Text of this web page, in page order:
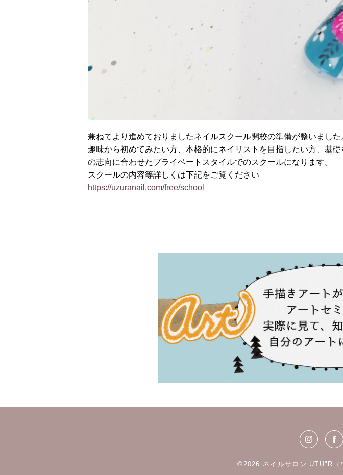
兼ねてより進めておりましたネイルスクール開校の準備が整いました
趣味から初めてみたい方、本格的にネイリストを目指したい方、基
の志向に合わせたプライベートスタイルでのスクールになります。
スクールの内容等詳しくは下記をご覧ください
https://uzuranail.com/free/school
©2026 ネイルサロン UTU"R（